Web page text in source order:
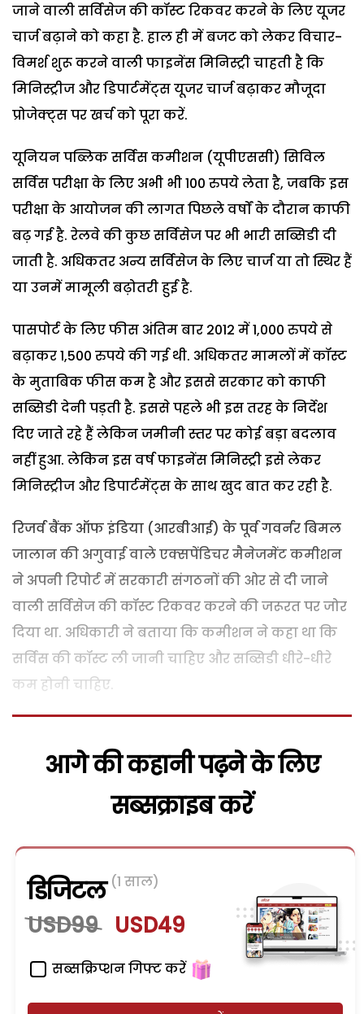
जाने वाली सर्विसेज की कॉस्ट रिकवर करने के लिए यूजर
चार्ज बढ़ाने को कहा है. हाल ही में बजट को लेकर विचार-
विमर्श शुरू करने वाली फाइनेंस मिनिस्ट्री चाहती है कि
मिनिस्ट्रीज और डिपार्टमेंट्स यूजर चार्ज बढ़ाकर मौजूदा
प्रोजेक्ट्स पर खर्च को पूरा करें.
यूनियन पब्लिक सर्विस कमीशन (यूपीएससी) सिविल
सर्विस परीक्षा के लिए अभी भी 100 रुपये लेता है, जबकि इस
परीक्षा के आयोजन की लागत पिछले वर्षों के दौरान काफी
बढ़ गई है. रेलवे की कुछ सर्विसेज पर भी भारी सब्सिडी दी
जाती है. अधिकतर अन्य सर्विसेज के लिए चार्ज या तो स्थिर हैं
या उनमें मामूली बढ़ोतरी हुई है.
पासपोर्ट के लिए फीस अंतिम बार 2012 में 1,000 रुपये से
बढ़ाकर 1,500 रुपये की गई थी. अधिकतर मामलों में कॉस्ट
के मुताबिक फीस कम है और इससे सरकार को काफी
सब्सिडी देनी पड़ती है. इससे पहले भी इस तरह के निर्देश
दिए जाते रहे हैं लेकिन जमीनी स्तर पर कोई बड़ा बदलाव
नहीं हुआ. लेकिन इस वर्ष फाइनेंस मिनिस्ट्री इसे लेकर
मिनिस्ट्रीज और डिपार्टमेंट्स के साथ खुद बात कर रही है.
रिजर्व बैंक ऑफ इंडिया (आरबीआई) के पूर्व गवर्नर बिमल
जालान की अगुवाई वाले एक्सपेंडिचर मैनेजमेंट कमीशन
ने अपनी रिपोर्ट में सरकारी संगठनों की ओर से दी जाने
वाली सर्विसेज की कॉस्ट रिकवर करने की जरूरत पर जोर
दिया था. अधिकारी ने बताया कि कमीशन ने कहा था कि
सर्विस की कॉस्ट ली जानी चाहिए और सब्सिडी धीरे-धीरे
कम होनी चाहिए.
आगे की कहानी पढ़ने के लिए
सब्सक्राइब करें
डिजिटल (1 साल)
USD99 USD49
सब्सक्रिप्शन गिफ्ट करें